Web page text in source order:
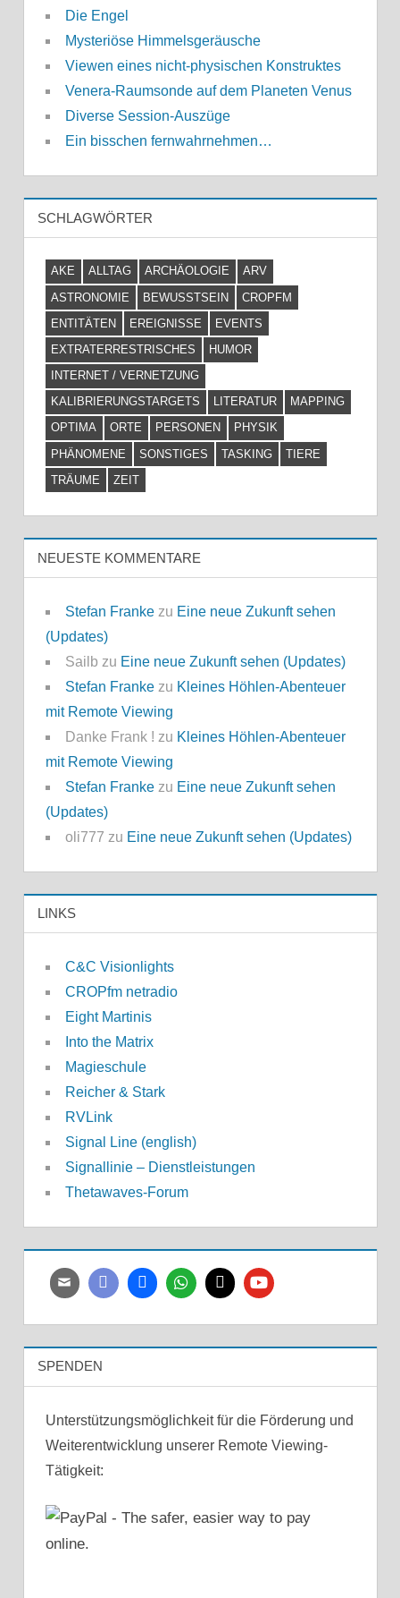
Die Engel
Mysteriöse Himmelsgeräusche
Viewen eines nicht-physischen Konstruktes
Venera-Raumsonde auf dem Planeten Venus
Diverse Session-Auszüge
Ein bisschen fernwahrnehmen…
SCHLAGWÖRTER
AKE ALLTAG ARCHÄOLOGIE
ARV
ASTRONOMIE
BEWUSSTSEIN
CROPFM
ENTITÄTEN
EREIGNISSE
EVENTS
EXTRATERRESTRISCHES
HUMOR
INTERNET / VERNETZUNG
KALIBRIERUNGSTARGETS
LITERATUR
MAPPING
OPTIMA
ORTE PERSONEN
PHYSIK
PHÄNOMENE
SONSTIGES TASKING
TIERE
TRÄUME
ZEIT
NEUESTE KOMMENTARE
Stefan Frankezu Eine neue Zukunft sehen
(Updates)
Sailb zu Eine neue Zukunft sehen (Updates)
Stefan Frankezu Kleines Höhlen-Abenteuer
mit Remote Viewing
Danke Frank ! zu Kleines Höhlen-Abenteuer
mit Remote Viewing
Stefan Frankezu Eine neue Zukunft sehen
(Updates)
oli777 zu Eine neue Zukunft sehen (Updates)
LINKS
C&C Visionlights
CROPfm netradio
Eight Martinis
Into the Matrix
Magieschule
Reicher & Stark
RVLink
Signal Line (english)
Signallinie – Dienstleistungen
Thetawaves-Forum
SPENDEN
Unterstützungsmöglichkeit für die Förderung und
Weiterentwicklung unserer Remote Viewing-
Tätigkeit: